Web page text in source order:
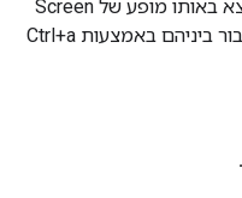
עכשיו, כשה-CLI של FTD Joiner נמצא באותו מופע של Screen
כמו FTD Commissioner, אפשר לעבור ביניהם באמצעות Ctrl+a